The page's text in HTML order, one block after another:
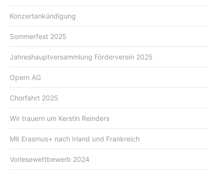
Konzertankündigung
Sommerfest 2025
Jahreshauptversammlung Förderverein 2025
Opern AG
Chorfahrt 2025
Wir trauern um Kerstin Reinders
Mit Erasmus+ nach Irland und Frankreich
Vorlesewettbewerb 2024